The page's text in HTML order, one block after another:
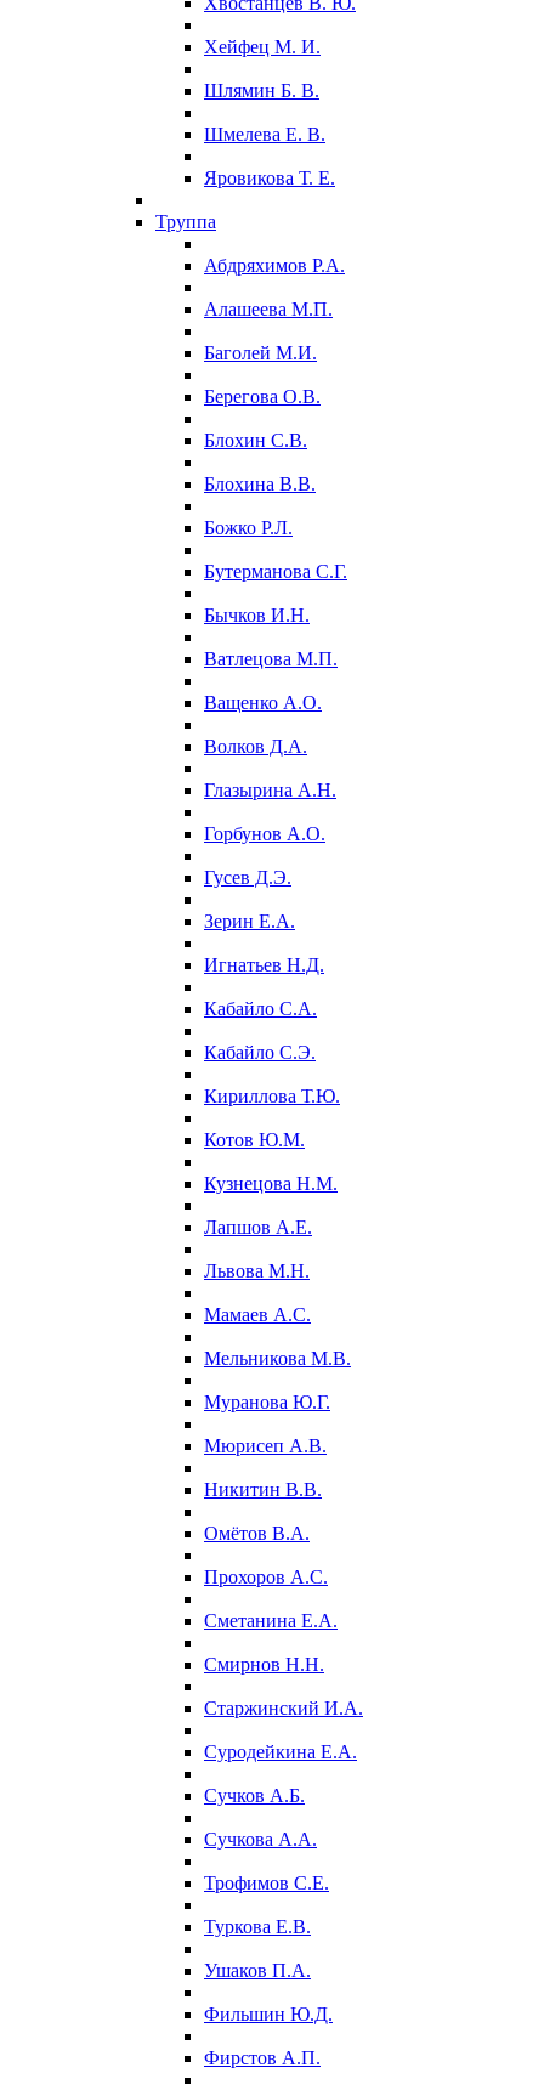
Хейфец М. И.
Шлямин Б. В.
Шмелева Е. В.
Яровикова Т. Е.
Труппа
Абдряхимов Р.А.
Алашеева М.П.
Баголей М.И.
Берегова О.В.
Блохин С.В.
Блохина В.В.
Божко Р.Л.
Бутерманова С.Г.
Бычков И.Н.
Ватлецова М.П.
Ващенко А.О.
Волков Д.А.
Глазырина А.Н.
Горбунов А.О.
Гусев Д.Э.
Зерин Е.А.
Игнатьев Н.Д.
Кабайло С.А.
Кабайло С.Э.
Кириллова Т.Ю.
Котов Ю.М.
Кузнецова Н.М.
Лапшов А.Е.
Львова М.Н.
Мамаев А.С.
Мельникова М.В.
Муранова Ю.Г.
Мюрисеп А.В.
Никитин В.В.
Омётов В.А.
Прохоров А.С.
Сметанина Е.А.
Смирнов Н.Н.
Старжинский И.А.
Суродейкина Е.А.
Сучков А.Б.
Сучкова А.А.
Трофимов С.Е.
Туркова Е.В.
Ушаков П.А.
Фильшин Ю.Д.
Фирстов А.П.